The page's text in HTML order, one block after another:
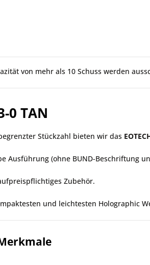
von mehr als 10 Schuss werden
0 TAN
Stückzahl bieten wir das
Ausführung (ohne BUND-Beschriftung
Zubehör.
und leichtesten Holographic
Merkmale